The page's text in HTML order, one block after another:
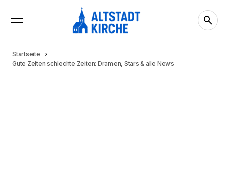
Startseite
Gute Zeiten schlechte Zeiten: Dramen, Stars & alle News